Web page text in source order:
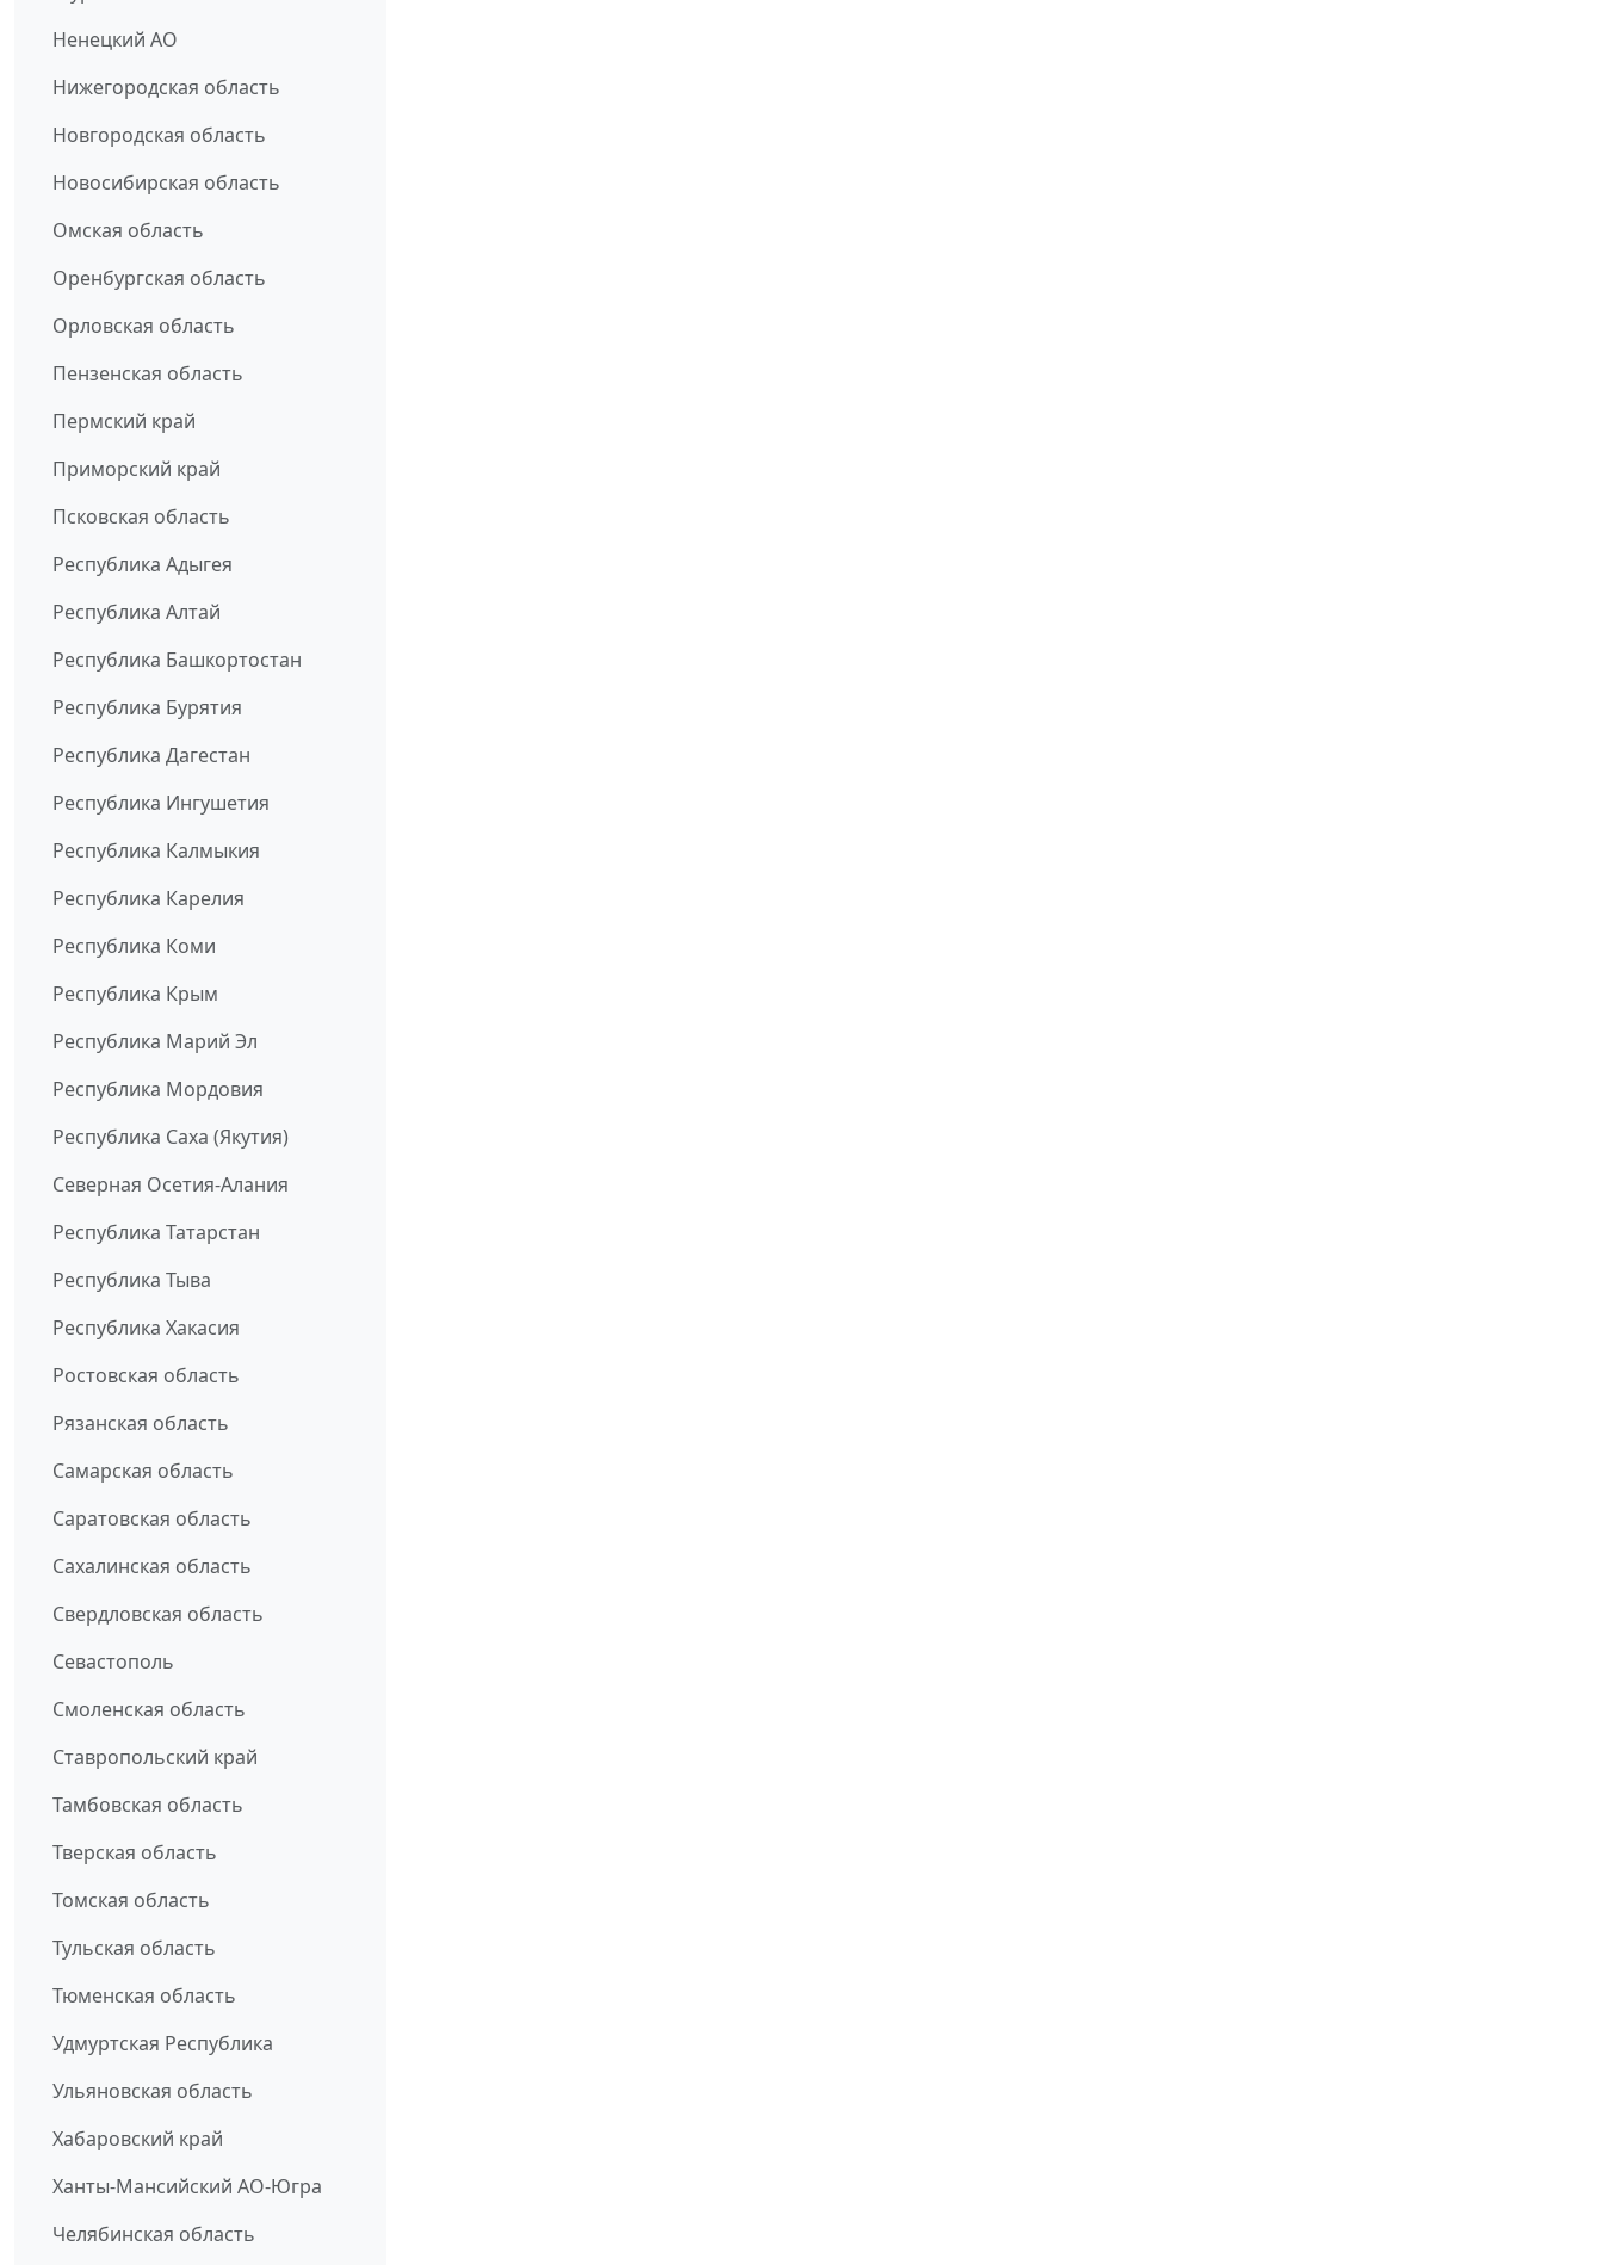
Ненецкий АО
Нижегородская область
Новгородская область
Новосибирская область
Омская область
Оренбургская область
Орловская область
Пензенская область
Пермский край
Приморский край
Псковская область
Республика Адыгея
Республика Алтай
Республика Башкортостан
Республика Бурятия
Республика Дагестан
Республика Ингушетия
Республика Калмыкия
Республика Карелия
Республика Коми
Республика Крым
Республика Марий Эл
Республика Мордовия
Республика Саха (Якутия)
Северная Осетия-Алания
Республика Татарстан
Республика Тыва
Республика Хакасия
Ростовская область
Рязанская область
Самарская область
Саратовская область
Сахалинская область
Свердловская область
Севастополь
Смоленская область
Ставропольский край
Тамбовская область
Тверская область
Томская область
Тульская область
Тюменская область
Удмуртская Республика
Ульяновская область
Хабаровский край
Ханты-Мансийский АО-Югра
Челябинская область